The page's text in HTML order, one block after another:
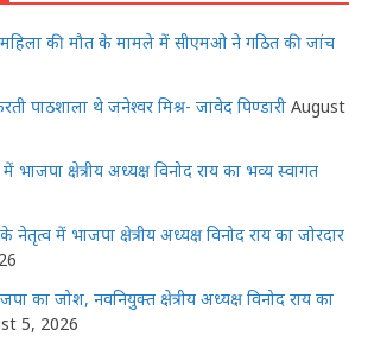
g
r
n
की मौत के मामले में सीएमओ ने गठित की जांच
पाठशाला थे जनेश्वर मिश्र- जावेद पिण्डारी August
भाजपा क्षेत्रीय अध्यक्ष विनोद राय का भव्य स्वागत
में भाजपा क्षेत्रीय अध्यक्ष विनोद राय का जोरदार
का जोश, नवनियुक्त क्षेत्रीय अध्यक्ष विनोद राय का
5, 2026